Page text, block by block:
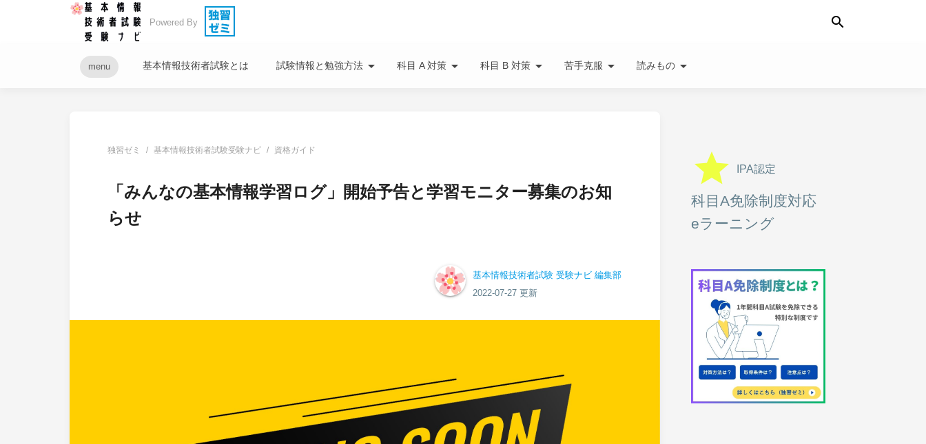
Powered By search
menu 基本情報技術者試験とは 試験情報と勉強方法arrow_drop_down 科目 A 対策arrow_drop_down 科目 B 対策arrow_drop_down 苦手克服arrow_drop_down 読みものarrow_drop_down
独習ゼミ 基本情報技術者試験受験ナビ 資格ガイド
「みんなの基本情報学習ログ」開始予告と学習モニター募集のお知
らせ
基本情報技術者試験 受験ナビ 編集部
2022-07-27 更新
grade IPA認定
科目A免除制度対応
eラーニング